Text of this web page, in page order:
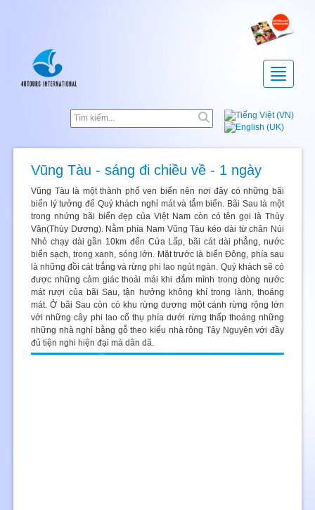
Toggle
Vũng Tàu - sáng đi chiều về - 1 ngày
Vũng Tàu là một thành phố ven biển nên nơi đây có những bãi
biển lý tưởng để Quý khách nghỉ mát và tắm biển. Bãi Sau là một
trong nhứng bãi biển đẹp của Việt Nam còn có tên gọi là Thùy
Vân(Thùy Dương). Nằm phía Nam Vũng Tàu kéo dài từ chân Núi
Nhỏ chạy dài gần 10km đến Cửa Lấp, bãi cát dài phẳng, nước
biển sạch, trong xanh, sóng lớn. Mặt trước là biển Đông, phía sau
là những đồi cát trắng và rừng phi lao ngút ngàn. Quý khách sẽ có
được những cảm giác thoải mái khi đắm mình trong dòng nước
mát rượi của bãi Sau, tận hưởng không khí trong lành, thoáng
mát. Ở bãi Sau còn có khu rừng dương một cánh rừng rộng lớn
với những cây phi lao cổ thụ phía dưới rừng thấp thoáng những
những nhà nghỉ bằng gỗ theo kiểu nhà rông Tây Nguyên với đầy
đủ tiện nghi hiện đại mà dân dã.